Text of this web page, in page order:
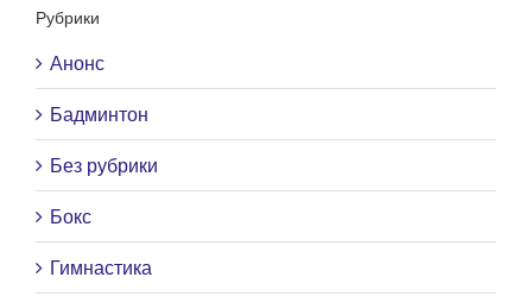
Рубрики
Анонс
Бадминтон
Без рубрики
Бокс
Гимнастика